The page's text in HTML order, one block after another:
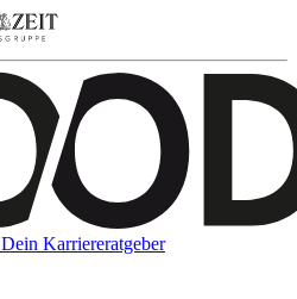
Dein Karriereratgeber